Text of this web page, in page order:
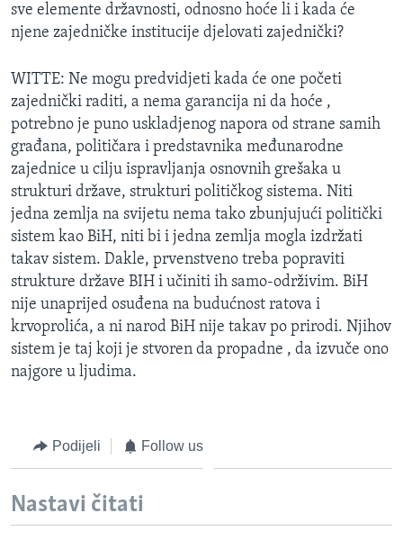
sve elemente državnosti, odnosno hoće li i kada će
njene zajedničke institucije djelovati zajednički?
WITTE: Ne mogu predvidjeti kada će one početi
zajednički raditi, a nema garancija ni da hoće ,
potrebno je puno uskladjenog napora od strane samih
građana, političara i predstavnika međunarodne
zajednice u cilju ispravljanja osnovnih grešaka u
strukturi države, strukturi političkog sistema. Niti
jedna zemlja na svijetu nema tako zbunjujući politički
sistem kao BiH, niti bi i jedna zemlja mogla izdržati
takav sistem. Dakle, prvenstveno treba popraviti
strukture države BIH i učiniti ih samo-održivim. BiH
nije unaprijed osuđena na budućnost ratova i
krvoprolića, a ni narod BiH nije takav po prirodi. Njihov
sistem je taj koji je stvoren da propadne , da izvuče ono
najgore u ljudima.
Podijeli Follow us
Nastavi čitati